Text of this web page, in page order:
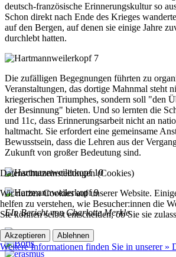
deutsch-französische Erinnerungskultur so
Schon direkt nach Ende des Krieges
auf den Bergen, auf denen sie einige Jahre
durchlebt hatten.
Die zufälligen Begegnungen führten zu
Veranstaltungen, das dortige Mahnmal steht
kriegerischen Triumphes, sondern soll "den
der Besinnung" bieten. Und so lernten die
und 11c, dass Erinnerungsarbeit nicht an
haltmacht. Sie erfordert eine gemeinsame
Bewusstsein, dass die Lehren aus der
Zukunft von großer Bedeutung sind.
EIn Bericht von Charlotte Merkle
Datenschutzeinstellungen (Cookies)
Wir nutzen Cookies auf unserer Website.
helfen zu verstehen, wie Besucher:innen die
Sie können selbst entscheiden, ob Sie sie
Akzeptieren Ablehnen
Weitere Informationen finden Sie in unserer »